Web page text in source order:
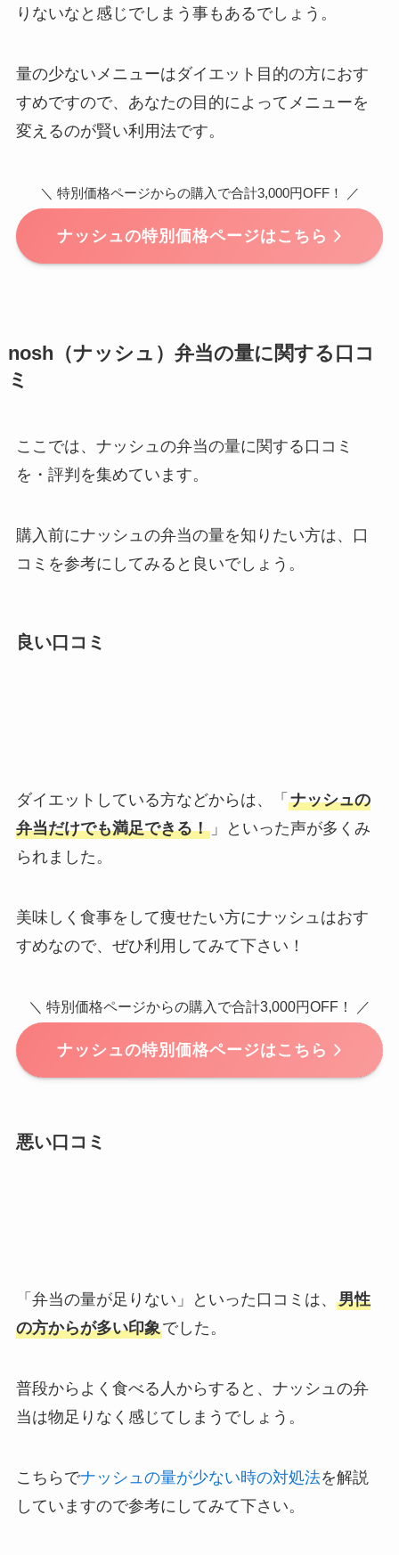
りないなと感じでしまう事もあるでしょう。
量の少ないメニューはダイエット目的の方におす
すめですので、あなたの目的によってメニューを
変えるのが賢い利用法です。
＼ 特別価格ページからの購入で合計3,000円OFF！ ／
ナッシュの特別価格ページはこちら
nosh（ナッシュ）弁当の量に関する口コ
ミ
ここでは、ナッシュの弁当の量に関する口コミ
を・評判を集めています。
購入前にナッシュの弁当の量を知りたい方は、口
コミを参考にしてみると良いでしょう。
良い口コミ
ダイエットしている方などからは、「 ナッシュの
弁当だけでも満足できる！」といった声が多くみ
られました。
美味しく食事をして痩せたい方にナッシュはおす
すめなので、ぜひ利用してみて下さい！
＼ 特別価格ページからの購入で合計3,000円OFF！ ／
ナッシュの特別価格ページはこちら
悪い口コミ
「弁当の量が足りない」といった口コミは、 男性
の方からが多い印象でした。
普段からよく食べる人からすると、ナッシュの弁
当は物足りなく感じてしまうでしょう。
こちらでナッシュの量が少ない時の対処法を解説
していますので参考にしてみて下さい。